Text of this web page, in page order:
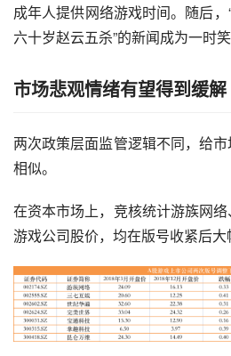
成年人提供网络游戏时间。随后，
六十岁赵云五杀”的新闻成为一时笑
市场悲观情绪有望得到缓解
两次政策层面监管逻辑不同，给
相似。
在资本市场上，竞核统计游族网
游戏公司股价，均在版号收紧后大